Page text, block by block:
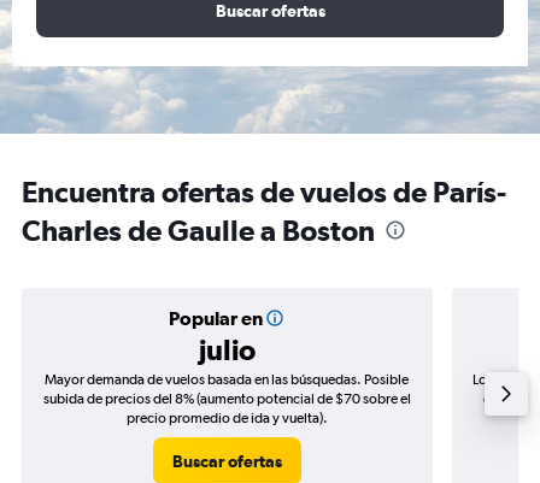
Buscar ofertas
Encuentra ofertas de vuelos de París-
Charles de Gaulle a Boston
Popular en
julio
Mayor demanda de vuelos basada en las búsquedas. Posible
subida de precios del 8% (aumento potencial de $70 sobre el
precio promedio de ida y vuelta).
Buscar ofertas
Los
de